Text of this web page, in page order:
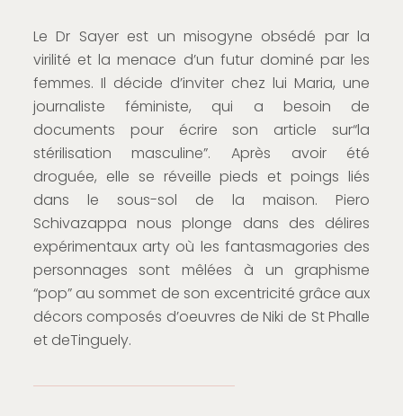
Le Dr Sayer est un misogyne obsédé par la
virilité et la menace d’un futur dominé par les
femmes. Il décide d’inviter chez lui Maria, une
journaliste féministe, qui a besoin de
documents pour écrire son article sur“la
stérilisation masculine”. Après avoir été
droguée, elle se réveille pieds et poings liés
dans le sous-sol de la maison. Piero
Schivazappa nous plonge dans des délires
expérimentaux arty où les fantasmagories des
personnages sont mêlées à un graphisme
“pop” au sommet de son excentricité grâce aux
décors composés d’oeuvres de Niki de St Phalle
et deTinguely.